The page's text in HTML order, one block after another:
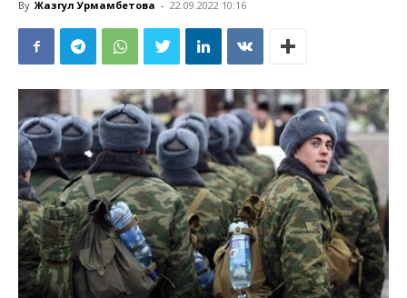
By Жазгул Урмамбетова - 22.09.2022 10:16